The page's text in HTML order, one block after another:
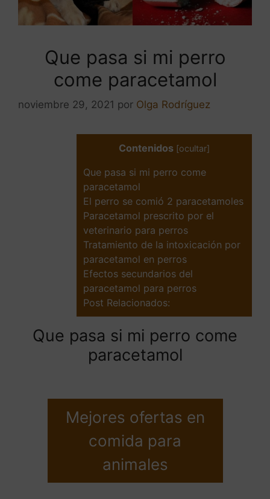
Que pasa si mi perro
come paracetamol
noviembre 29, 2021 por Olga Rodríguez
Contenidos [ocultar]
Que pasa si mi perro come
paracetamol
El perro se comió 2 paracetamoles
Paracetamol prescrito por el
veterinario para perros
Tratamiento de la intoxicación por
paracetamol en perros
Efectos secundarios del
paracetamol para perros
Post Relacionados:
Que pasa si mi perro come
paracetamol
Mejores ofertas en
comida para
animales